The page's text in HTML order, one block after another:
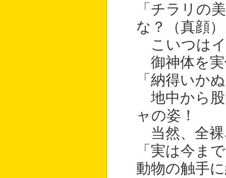
「チラリの
な？（真顔
こいつは
御神体を実
「納得いか
地中から股
ャの姿！
当然、全
「実は今ま
動物の触手